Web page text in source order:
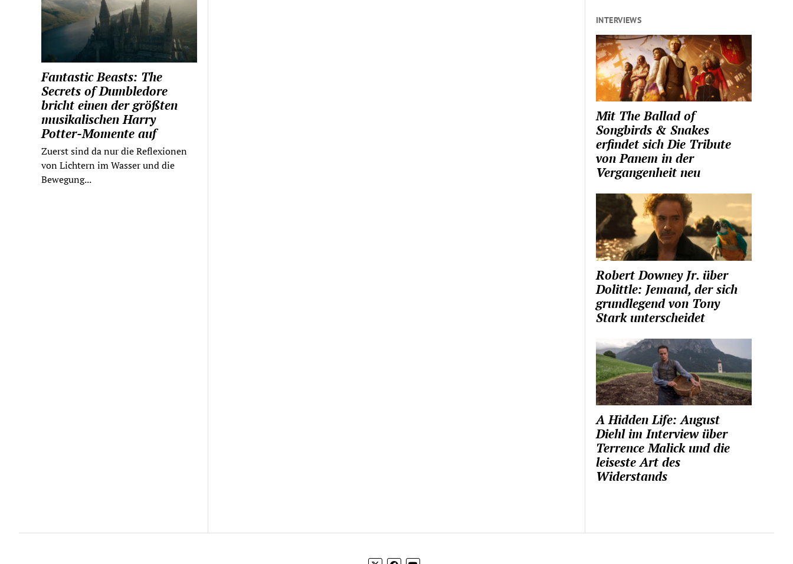
Fantastic Beasts: The
Secrets of Dumbledore
bricht einen der größten
musikalischen Harry
Potter-Momente auf
Zuerst sind da nur die Reflexionen
von Lichtern im Wasser und die
Bewegung...
INTERVIEWS
Mit The Ballad of
Songbirds & Snakes
erfindet sich Die Tribute
von Panem in der
Vergangenheit neu
Robert Downey Jr. über
Dolittle: Jemand, der sich
grundlegend von Tony
Stark unterscheidet
A Hidden Life: August
Diehl im Interview über
Terrence Malick und die
leiseste Art des
Widerstands